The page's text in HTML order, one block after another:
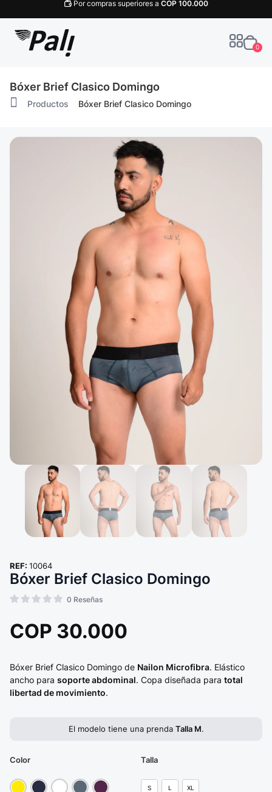
Por compras superiores a COP100.000
0
Bóxer Brief Clasico Domingo
Productos Bóxer Brief Clasico Domingo
REF: 10064
Bóxer Brief Clasico Domingo
0 Reseñas
COP 30.000
Bóxer Brief Clasico Domingo de Nailon Microfibra. Elástico
ancho para soporte abdominal. Copa diseñada para total
libertad de movimiento.
El modelo tiene una prenda Talla M.
Color Talla
S L XL